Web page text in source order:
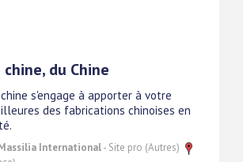
du Chine
s'engage à apporter à votre
des fabrications chinoises en
International- Site pro (Autres)